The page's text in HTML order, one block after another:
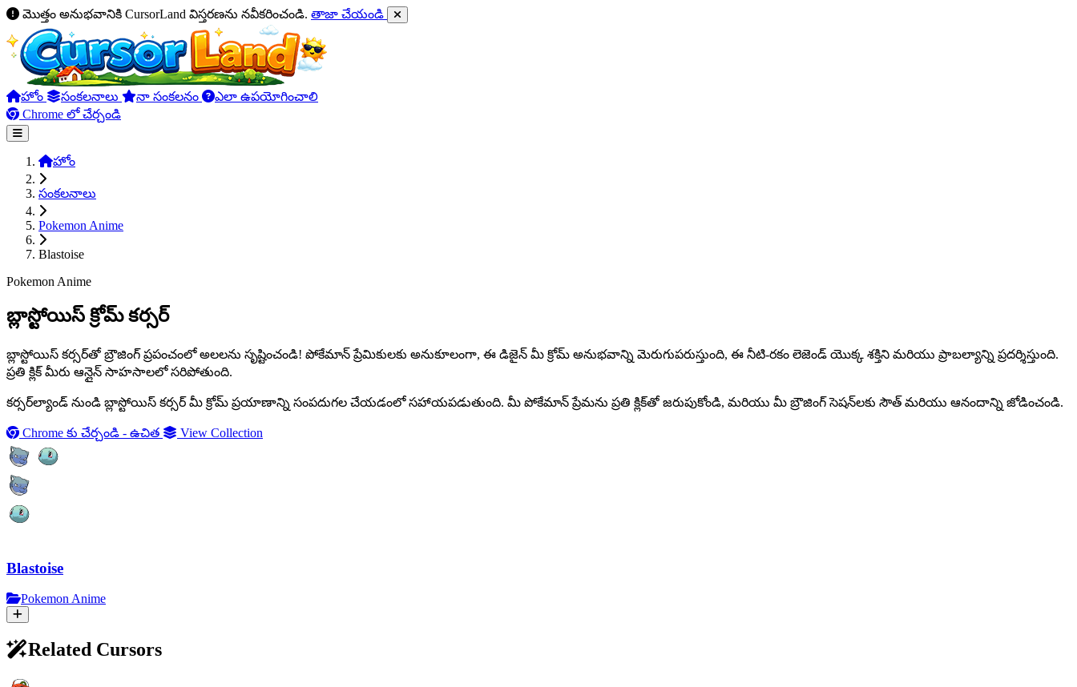
మొత్తం అనుభవానికి CursorLand విస్తరణను నవీకరించండి. తాజా చేయండి
హోం సంకలనాలు నా సంకలనం
ఎలా ఉపయోగించాలి
Chrome లో చేర్చండి
హోం
సంకలనాలు
Pokemon Anime
Blastoise
Pokemon Anime
బ్లాస్టోయిస్ క్రోమ్ కర్సర్
బ్లాస్టోయిస్ కర్సర్‌తో బ్రౌజింగ్ ప్రపంచంలో అలలను సృష్టించండి! పోకేమాన్ ప్రేమికులకు అనుకూలంగా, ఈ డిజైన్ మీ క్రోమ్ అనుభవాన్ని మెరుగుపరుస్తుంది, ఈ నీటి-రకం లెజెండ్ యొక్క శక్తిని మరియు ప్రాబల్యాన్ని ప్రదర్శిస్తుంది.
ప్రతి క్లిక్ మీరు ఆన్లైన్ సాహసాలలో సరిపోతుంది.
కర్సర్‌ల్యాండ్ నుండి బ్లాస్టోయిస్ కర్సర్ మీ క్రోమ్ ప్రయాణాన్ని సంపదుగల చేయడంలో సహాయపడుతుంది. మీ పోకేమాన్ ప్రేమను ప్రతి క్లిక్‌తో జరుపుకోండి, మరియు మీ బ్రౌజింగ్ సెషన్‌లకు సౌత్ మరియు ఆనందాన్ని జోడించండి.
Chrome కు చేర్చండి - ఉచిత View Collection
Blastoise
Pokemon Anime
Related Cursors